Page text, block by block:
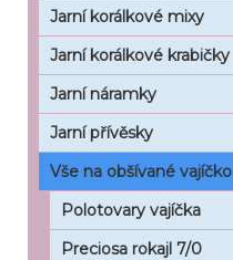
Jarní korálkové mixy
Jarní korálkové krabičky
Jarní náramky
Jarní přívěsky
Vše na obšívané vajíčko
Polotovary vajíčka
Preciosa rokajl 7/0